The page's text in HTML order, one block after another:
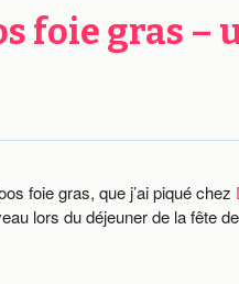
foie gras –
foie gras, que j’ai piqué chez
lors du déjeuner de la fête